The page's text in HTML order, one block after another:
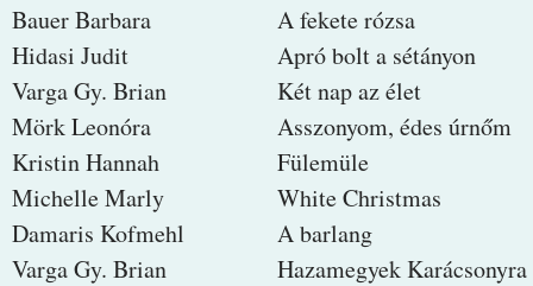
Bauer Barbara
A fekete rózsa
Hidasi Judit
Apró bolt a sétányon
Varga Gy. Brian
Két nap az élet
Mörk Leonóra
Asszonyom, édes úrnőm
Kristin Hannah
Fülemüle
Michelle Marly
White Christmas
Damaris Kofmehl
A barlang
Varga Gy. Brian
Hazamegyek Karácsonyra